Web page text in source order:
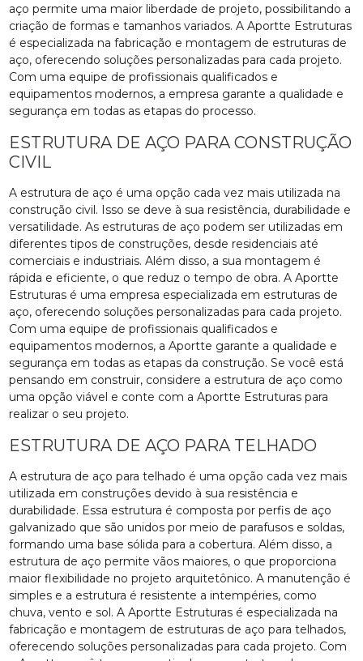
aço permite uma maior liberdade de projeto, possibilitando a
criação de formas e tamanhos variados. A Aportte Estruturas
é especializada na fabricação e montagem de estruturas de
aço, oferecendo soluções personalizadas para cada projeto.
Com uma equipe de profissionais qualificados e
equipamentos modernos, a empresa garante a qualidade e
segurança em todas as etapas do processo.
ESTRUTURA DE AÇO PARA CONSTRUÇÃO
CIVIL
A estrutura de aço é uma opção cada vez mais utilizada na
construção civil. Isso se deve à sua resistência, durabilidade e
versatilidade. As estruturas de aço podem ser utilizadas em
diferentes tipos de construções, desde residenciais até
comerciais e industriais. Além disso, a sua montagem é
rápida e eficiente, o que reduz o tempo de obra. A Aportte
Estruturas é uma empresa especializada em estruturas de
aço, oferecendo soluções personalizadas para cada projeto.
Com uma equipe de profissionais qualificados e
equipamentos modernos, a Aportte garante a qualidade e
segurança em todas as etapas da construção. Se você está
pensando em construir, considere a estrutura de aço como
uma opção viável e conte com a Aportte Estruturas para
realizar o seu projeto.
ESTRUTURA DE AÇO PARA TELHADO
A estrutura de aço para telhado é uma opção cada vez mais
utilizada em construções devido à sua resistência e
durabilidade. Essa estrutura é composta por perfis de aço
galvanizado que são unidos por meio de parafusos e soldas,
formando uma base sólida para a cobertura. Além disso, a
estrutura de aço permite vãos maiores, o que proporciona
maior flexibilidade no projeto arquitetônico. A manutenção é
simples e a estrutura é resistente a intempéries, como
chuva, vento e sol. A Aportte Estruturas é especializada na
fabricação e montagem de estruturas de aço para telhados,
oferecendo soluções personalizadas para cada projeto. Com